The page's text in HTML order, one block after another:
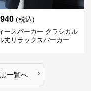
(税込)
ースパーカー クラシカル
丈リラックスパーカー
一覧へ ›